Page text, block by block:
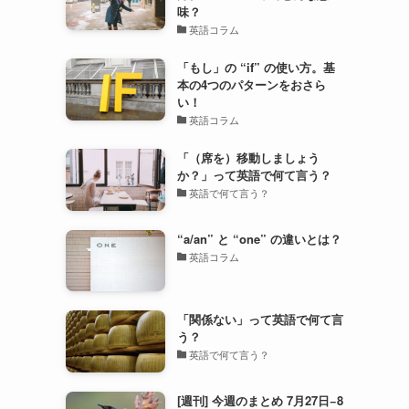
味？
英語コラム
「もし」の “if” の使い方。基
本の4つのパターンをおさら
い！
英語コラム
「（席を）移動しましょう
か？」って英語で何て言う？
英語で何て言う？
“a/an” と “one” の違いとは？
英語コラム
「関係ない」って英語で何て言
う？
英語で何て言う？
[週刊] 今週のまとめ 7月27日−8